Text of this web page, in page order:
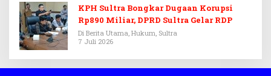
KPH Sultra Bongkar Dugaan Korupsi
Rp890 Miliar, DPRD Sultra Gelar RDP
Di Berita Utama, Hukum, Sultra
7 Juli 2026